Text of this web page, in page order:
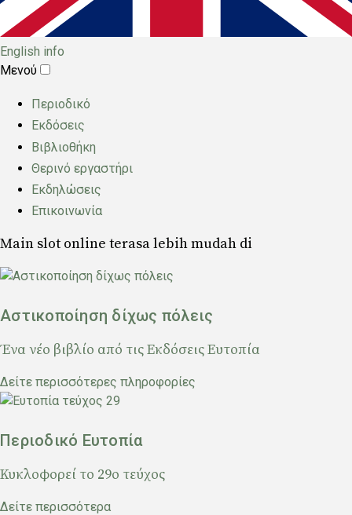
English info
menu
Μενού
Περιοδικό
Εκδόσεις
Βιβλιοθήκη
Θερινό εργαστήρι
Εκδηλώσεις
Επικοινωνία
Main slot online terasa lebih mudah di
Αστικοποίηση δίχως πόλεις
Ένα νέο βιβλίο από τις Εκδόσεις Ευτοπία
Δείτε περισσότερες πληροφορίες
Περιοδικό Ευτοπία
Κυκλοφορεί το 29ο τεύχος
Δείτε περισσότερα